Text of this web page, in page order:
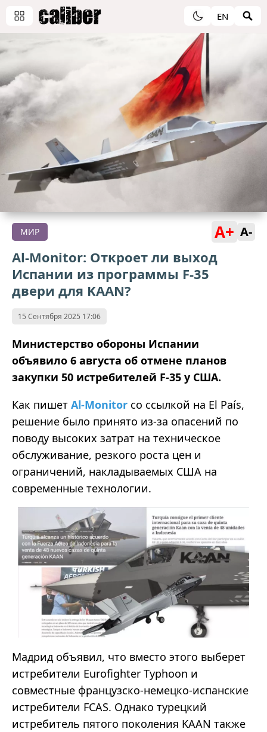
EN
МИР A+ A-
Al-Monitor: Откроет ли выход
Испании из программы F-35
двери для KAAN?
15 Сентября 2025 17:06
Министерство обороны Испании
объявило 6 августа об отмене планов
закупки 50 истребителей F-35 у США.
Как пишет Al-Monitor со ссылкой на El País,
решение было принято из-за опасений по
поводу высоких затрат на техническое
обслуживание, резкого роста цен и
ограничений, накладываемых США на
современные технологии.
Мадрид объявил, что вместо этого выберет
истребители Eurofighter Typhoon и
совместные французско-немецко-испанские
истребители FCAS. Однако турецкий
истребитель пятого поколения KAAN также